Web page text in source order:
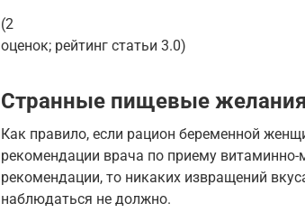
(2
оценок; рейтинг статьи 3.0)
Странные пищевые
Как правило, если рацион беременной
рекомендации врача по приему
рекомендации, то никаких извращений
наблюдаться не должно.